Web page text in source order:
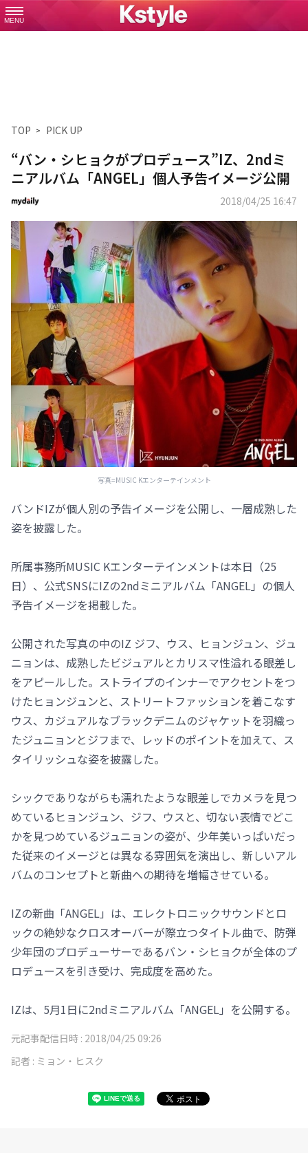
MENU
TOP PICK UP
“バン・シヒョクがプロデュース”IZ、2ndミ
ニアルバム「ANGEL」個人予告イメージ公開
2018/04/25 16:47
写真=MUSIC Kエンターテインメント
バンドIZが個人別の予告イメージを公開し、一層成熟した
姿を披露した。
所属事務所MUSIC Kエンターテインメントは本日（25
日）、公式SNSにIZの2ndミニアルバム「ANGEL」の個人
予告イメージを掲載した。
公開された写真の中のIZ ジフ、ウス、ヒョンジュン、ジュ
ニョンは、成熟したビジュアルとカリスマ性溢れる眼差し
をアピールした。ストライプのインナーでアクセントをつ
けたヒョンジュンと、ストリートファッションを着こなす
ウス、カジュアルなブラックデニムのジャケットを羽織っ
たジュニョンとジフまで、レッドのポイントを加えて、ス
タイリッシュな姿を披露した。
シックでありながらも濡れたような眼差しでカメラを見つ
めているヒョンジュン、ジフ、ウスと、切ない表情でどこ
かを見つめているジュニョンの姿が、少年美いっぱいだっ
た従来のイメージとは異なる雰囲気を演出し、新しいアル
バムのコンセプトと新曲への期待を増幅させている。
IZの新曲「ANGEL」は、エレクトロニックサウンドとロ
ックの絶妙なクロスオーバーが際立つタイトル曲で、防弾
少年団のプロデューサーであるバン・シヒョクが全体のプ
ロデュースを引き受け、完成度を高めた。
IZは、5月1日に2ndミニアルバム「ANGEL」を公開する。
元記事配信日時 : 2018/04/25 09:26
記者 : ミョン・ヒスク